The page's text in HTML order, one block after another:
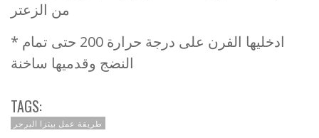
من الزعتر
* ادخليها الفرن على درجة حرارة 200 حتى تمام
النضج وقدميها ساخنة
TAGS:
طريقة عمل بيتزا البرجر